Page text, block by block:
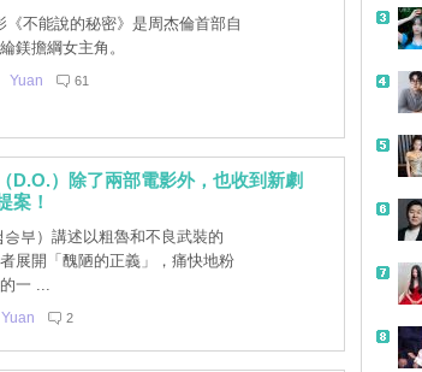
不能說的秘密》是周杰倫首部自
鎂擔綱女主角。
Yuan 61
D.O.）除了兩部電影外，也收到新劇
案！
부）講述以粗魯和不良武裝的
展開「醜陋的正義」，痛快地粉
一 ...
Yuan 2